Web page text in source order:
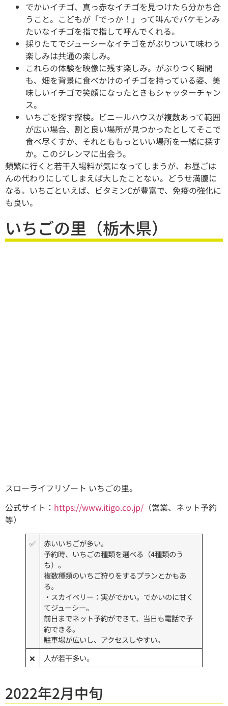
でかいイチゴ、真っ赤なイチゴを見つけたら分かち合
うこと。こどもが「でっか！」って叫んでバケモンみ
たいなイチゴを指で指して呼んでくれる。
採りたてでジューシーなイチゴをがぶりついて味わう
楽しみは共通の楽しみ。
これらの体験を映像に残す楽しみ。がぶりつく瞬間
も、畑を背景に食べかけのイチゴを持っている姿、美
味しいイチゴで笑顔になったときもシャッターチャン
ス。
いちごを探す探検。ビニールハウスが複数あって範囲
が広い場合、割と良い場所が見つかったとしてそこで
食べ尽くすか、それとももっといい場所を一緒に探す
か。このジレンマに出会う。
頻繁に行くと若干入場料が気になってしまうが、お昼ごは
んの代わりにしてしまえば大したことない。どうせ満腹に
なる。いちごといえば、ビタミンCが豊富で、免疫の強化に
も良い。
いちごの里（栃木県）
スローライフリゾート いちごの里。
公式サイト： https://www.itigo.co.jp/ （営業、ネット予約
等）
✅
赤いいちごが多い。
予約時、いちごの種類を選べる（4種類のう
ち）。
複数種類のいちご狩りをするプランとかもあ
る。
・スカイベリー：実がでかい。でかいのに甘く
てジューシー。
前日までネット予約ができて、当日も電話で予
約できる。
駐車場が広いし、アクセスしやすい。
❌
人が若干多い。
2022年2月中旬